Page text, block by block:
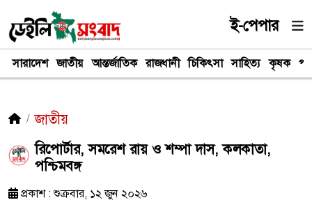
ই-পেপার
সারাদেশ জাতীয় আন্তর্জাতিক রাজধানী চিকিৎসা সাহিত্য কৃষক
জাতীয়
রিপোর্টার, সমরেশ রায় ও শম্পা দাস, কলকাতা,
পশ্চিমবঙ্গ
প্রকাশ : শুক্রবার, ১২ জুন ২০২৬